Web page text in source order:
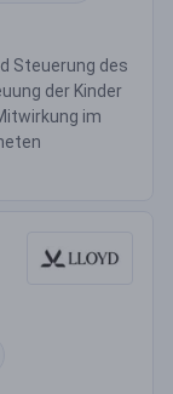
Steuerung des
der Kinder
im